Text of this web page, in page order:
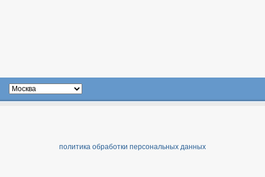
политика обработки персональных данных